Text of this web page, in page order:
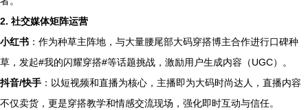
2. 社交媒体矩阵运营
小红书 ：作为种草主阵地，与大量腰尾部大码穿搭博主合作进行口碑种
草，发起#我的闪耀穿搭#等话题挑战，激励用户生成内容（UGC）。
抖音/快手 ：以短视频和直播为核心，主播即为大码时尚达人，直播内容
不仅卖货，更是穿搭教学和情感交流现场，强化即时互动与信任。